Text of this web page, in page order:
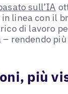
sull’IA
linea con il
di lavoro
rendendo
più